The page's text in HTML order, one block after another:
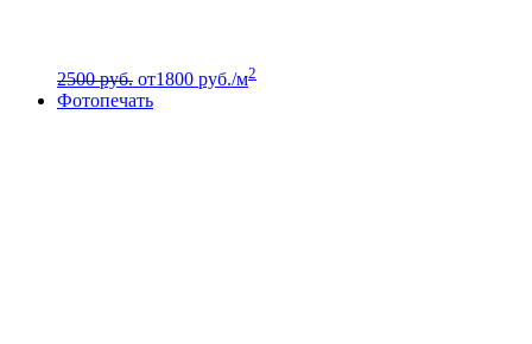
2500 руб. от1800 руб./м2
Фотопечать